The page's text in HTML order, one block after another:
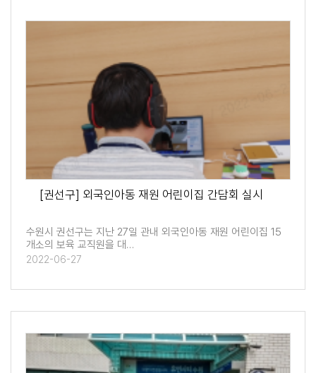
[권선구] 외국인아동 재원 어린이집 간담회 실시
수원시 권선구는 지난 27일 관내 외국인아동 재원 어린이집 15
개소의 보육 교직원을 대…
2022-06-27